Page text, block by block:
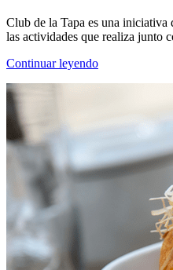
Club de la Tapa es una iniciativa
las actividades que realiza junto
Continuar leyendo